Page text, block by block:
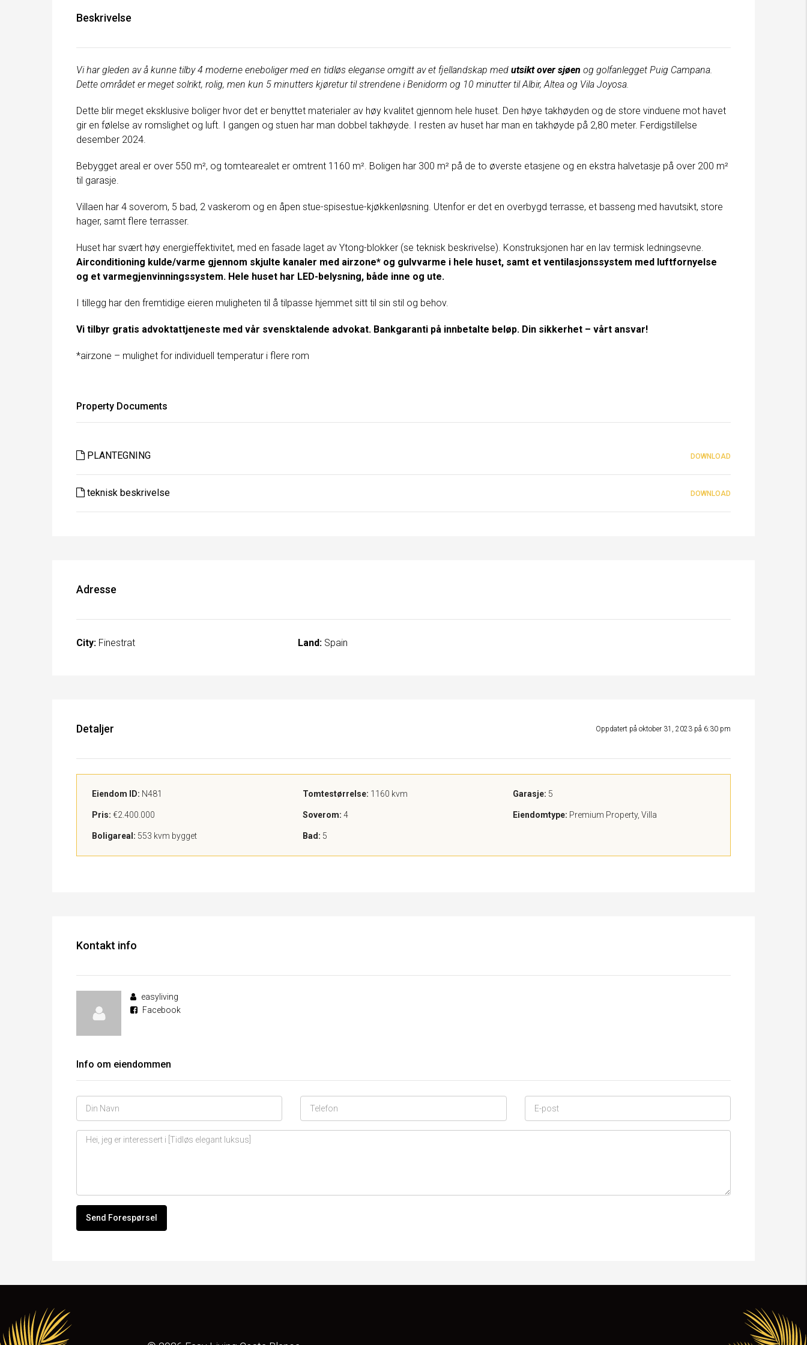
Beskrivelse
Vi har gleden av å kunne tilby 4 moderne eneboliger med en tidløs eleganse omgitt av et fjellandskap med utsikt over sjøen og golfanlegget Puig Campana.
Dette området er meget solrikt, rolig, men kun 5 minutters kjøretur til strendene i Benidorm og 10 minutter til Albir, Altea og Vila Joyosa.
Dette blir meget eksklusive boliger hvor det er benyttet materialer av høy kvalitet gjennom hele huset. Den høye takhøyden og de store vinduene mot havet
gir en følelse av romslighet og luft. I gangen og stuen har man dobbel takhøyde. I resten av huset har man en takhøyde på 2,80 meter. Ferdigstillelse
desember 2024.
Bebygget areal er over 550 m², og tomtearealet er omtrent 1160 m². Boligen har 300 m² på de to øverste etasjene og en ekstra halvetasje på over 200 m²
til garasje.
Villaen har 4 soverom, 5 bad, 2 vaskerom og en åpen stue-spisestue-kjøkkenløsning. Utenfor er det en overbygd terrasse, et basseng med havutsikt, store
hager, samt flere terrasser.
Huset har svært høy energieffektivitet, med en fasade laget av Ytong-blokker (se teknisk beskrivelse). Konstruksjonen har en lav termisk ledningsevne.
Airconditioning kulde/varme gjennom skjulte kanaler med airzone* og gulvvarme i hele huset, samt et ventilasjonssystem med luftfornyelse
og et varmegjenvinningssystem. Hele huset har LED-belysning, både inne og ute.
I tillegg har den fremtidige eieren muligheten til å tilpasse hjemmet sitt til sin stil og behov.
Vi tilbyr gratis advoktattjeneste med vår svensktalende advokat. Bankgaranti på innbetalte beløp. Din sikkerhet – vårt ansvar!
*airzone – mulighet for individuell temperatur i flere rom
Property Documents
PLANTEGNING DOWNLOAD
teknisk beskrivelse DOWNLOAD
Adresse
City: Finestrat Land:Spain
Detaljer Oppdatert på oktober 31, 2023 på 6:30 pm
Eiendom ID: N481
Pris: €2.400.000
Boligareal: 553 kvm bygget
Tomtestørrelse: 1160 kvm
Soverom: 4
Bad: 5
Garasje: 5
Eiendomtype: Premium Property, Villa
Kontakt info
easyliving
Facebook
Info om eiendommen
Send Forespørsel